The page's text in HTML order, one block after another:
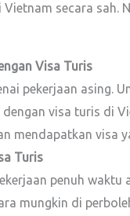
secara sah.
Visa Turis
pekerjaan asing.
visa turis di
mendapatkan visa
Turis
penuh
mungkin di